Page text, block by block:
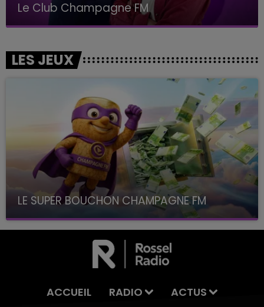
Le Club Champagne FM
LES JEUX
LE SUPER BOUCHON CHAMPAGNE FM
avec La Famille Champagne FM, à 8H10
ACCUEIL RADIO ACTUS